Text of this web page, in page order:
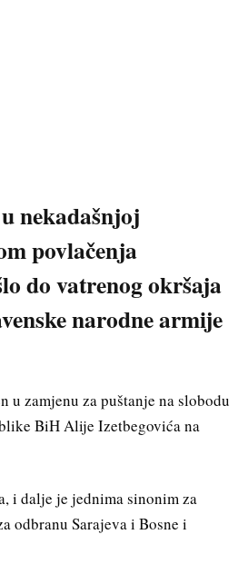
nekadašnjoj
povlačenja
do vatrenog okršaja
narodne armije
u zamjenu za puštanje na slobodu
BiH Alije Izetbegovića na
i dalje je jednima sinonim za
odbranu Sarajeva i Bosne i